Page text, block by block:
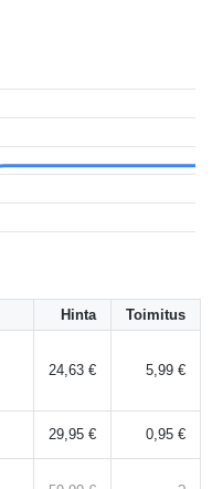
Hinta Toimitus
24,63 € 5,99 €
29,95 € 0,95 €